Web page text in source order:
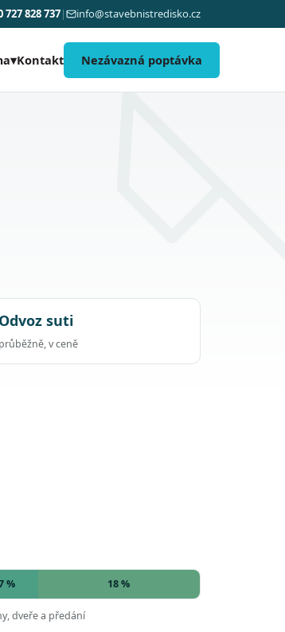
727 828 737| info@stavebnistredisko.cz
▾Kontakt Nezávazná poptávka
Odvoz suti
průběžně, v ceně
% 18 %
dveře a předání